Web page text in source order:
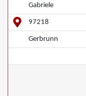
Gabriele
97218
Gerbrunn